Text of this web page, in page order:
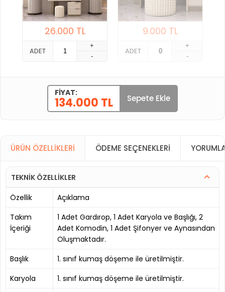
26.000 TL
ADET
+
-
9.000 TL
ADET
+
-
FIYAT:
134.000 TL Sepete Ekle
ÜRÜN ÖZELLIKLERI ÖDEME SEÇENEKLERI
TEKNİK ÖZELLİKLER
Özellik
Açıklama
Takım
İçeriği
1 Adet Gardırop, 1 Adet Karyola ve Başlığı, 2
Adet Komodin, 1 Adet Şifonyer ve Aynasından
Oluşmaktadır.
Başlık
1. sınıf kumaş döşeme ile üretilmiştir.
Karyola
1. sınıf kumaş döşeme ile üretilmiştir.